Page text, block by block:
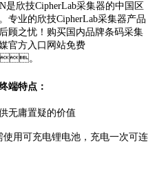
欣技CipherLab采集器的中国区
。专业的欣技CipherLab采集器产品
之忧！购买国内品牌条码采集
媒官方入口网站免费
。
特点：
无庸置疑的价值
可充电锂电池，充电一次可连